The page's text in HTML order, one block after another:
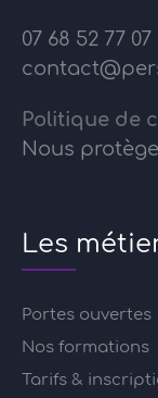
07 68 52 77 07
Politique de
Nous
Les
Portes ouvertes
Nos formations
Tarifs &